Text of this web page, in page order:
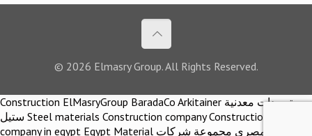
© 2026 Elmasry Group. All Rights Reserved.
Construction ElMasryGroup BaradaCo Arkitainer توريدات معدنية
ستيل Steel materials Construction company Construction
company in egypt Egypt Material اركيتينر المصري مجموعة شركات